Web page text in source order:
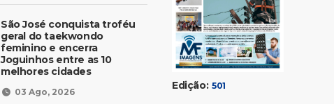
São José conquista troféu
geral do taekwondo
feminino e encerra
Joguinhos entre as 10
melhores cidades
03 Ago, 2026
Edição: 501